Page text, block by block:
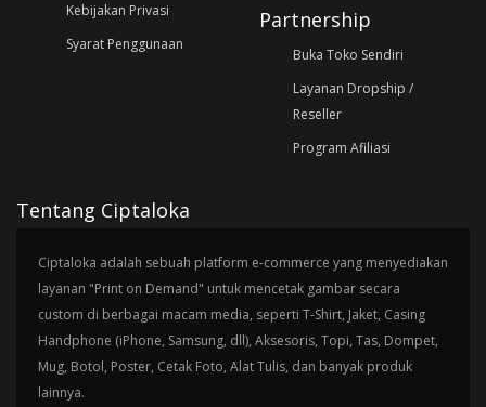
Kebijakan Privasi
Syarat Penggunaan
Partnership
Buka Toko Sendiri
Layanan Dropship /
Reseller
Program Afiliasi
Tentang Ciptaloka
Ciptaloka adalah sebuah platform e-commerce yang menyediakan
layanan "Print on Demand" untuk mencetak gambar secara
custom di berbagai macam media, seperti T-Shirt, Jaket, Casing
Handphone (iPhone, Samsung, dll), Aksesoris, Topi, Tas, Dompet,
Mug, Botol, Poster, Cetak Foto, Alat Tulis, dan banyak produk
lainnya.